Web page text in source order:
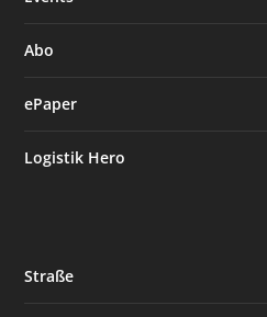
Abo
ePaper
Logistik Hero
Straße